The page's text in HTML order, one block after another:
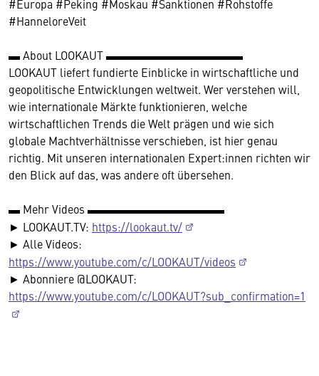
#Europa #Peking #Moskau #Sanktionen #Rohstoffe
#HanneloreVeit
▬ About LOOKAUT ▬▬▬▬▬▬▬▬▬▬▬▬
LOOKAUT liefert fundierte Einblicke in wirtschaftliche und
geopolitische Entwicklungen weltweit. Wer verstehen will,
wie internationale Märkte funktionieren, welche
wirtschaftlichen Trends die Welt prägen und wie sich
globale Machtverhältnisse verschieben, ist hier genau
richtig. Mit unseren internationalen Expert:innen richten wir
den Blick auf das, was andere oft übersehen.
▬ Mehr Videos ▬▬▬▬▬▬▬▬▬▬▬▬
► LOOKAUT.TV: https://lookaut.tv/
► Alle Videos:
https://www.youtube.com/c/LOOKAUT/videos
► Abonniere @LOOKAUT:
https://www.youtube.com/c/LOOKAUT?sub_confirmation=1